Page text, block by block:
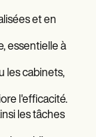
et en
essentielle à
les cabinets,
l'efficacité.
les tâches